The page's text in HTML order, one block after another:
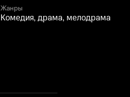
Жанры
Комедия, драма, мелодрама